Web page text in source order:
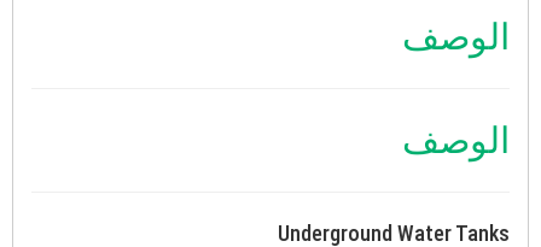
الوصف
الوصف
Underground Water Tanks